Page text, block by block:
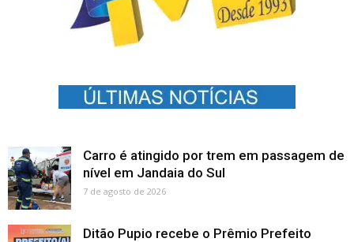
Carro é atingido por trem em passagem de
nível em Jandaia do Sul
7 de agosto de 2026
Ditão Pupio recebe o Prêmio Prefeito